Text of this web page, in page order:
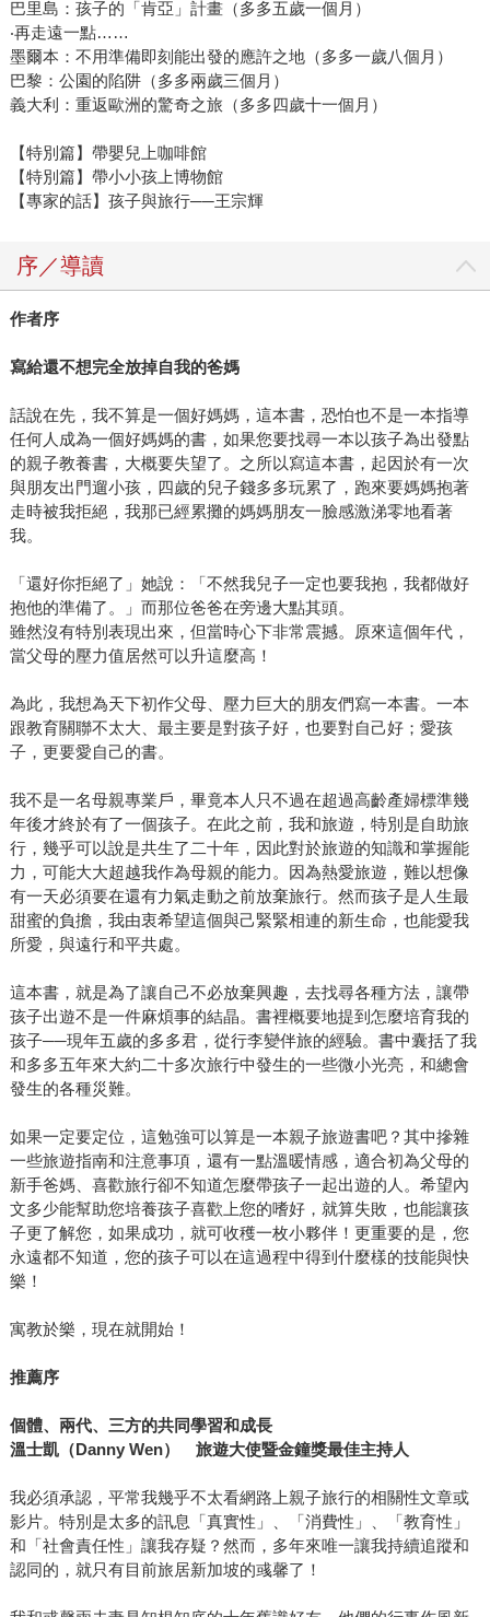
巴里島：孩子的「肯亞」計畫（多多五歲一個月）
‧再走遠一點……
墨爾本：不用準備即刻能出發的應許之地（多多一歲八個月）
巴黎：公園的陷阱（多多兩歲三個月）
義大利：重返歐洲的驚奇之旅（多多四歲十一個月）
【特別篇】帶嬰兒上咖啡館
【特別篇】帶小小孩上博物館
【專家的話】孩子與旅行──王宗輝
序／導讀
作者序
寫給還不想完全放掉自我的爸媽
話說在先，我不算是一個好媽媽，這本書，恐怕也不是一本指導
任何人成為一個好媽媽的書，如果您要找尋一本以孩子為出發點
的親子教養書，大概要失望了。之所以寫這本書，起因於有一次
與朋友出門遛小孩，四歲的兒子錢多多玩累了，跑來要媽媽抱著
走時被我拒絕，我那已經累攤的媽媽朋友一臉感激涕零地看著
我。
「還好你拒絕了」她說：「不然我兒子一定也要我抱，我都做好
抱他的準備了。」而那位爸爸在旁邊大點其頭。
雖然沒有特別表現出來，但當時心下非常震撼。原來這個年代，
當父母的壓力值居然可以升這麼高！
為此，我想為天下初作父母、壓力巨大的朋友們寫一本書。一本
跟教育關聯不太大、最主要是對孩子好，也要對自己好；愛孩
子，更要愛自己的書。
我不是一名母親專業戶，畢竟本人只不過在超過高齡產婦標準幾
年後才終於有了一個孩子。在此之前，我和旅遊，特別是自助旅
行，幾乎可以說是共生了二十年，因此對於旅遊的知識和掌握能
力，可能大大超越我作為母親的能力。因為熱愛旅遊，難以想像
有一天必須要在還有力氣走動之前放棄旅行。然而孩子是人生最
甜蜜的負擔，我由衷希望這個與己緊緊相連的新生命，也能愛我
所愛，與遠行和平共處。
這本書，就是為了讓自己不必放棄興趣，去找尋各種方法，讓帶
孩子出遊不是一件麻煩事的結晶。書裡概要地提到怎麼培育我的
孩子──現年五歲的多多君，從行李變伴旅的經驗。書中囊括了我
和多多五年來大約二十多次旅行中發生的一些微小光亮，和總會
發生的各種災難。
如果一定要定位，這勉強可以算是一本親子旅遊書吧？其中摻雜
一些旅遊指南和注意事項，還有一點溫暖情感，適合初為父母的
新手爸媽、喜歡旅行卻不知道怎麼帶孩子一起出遊的人。希望內
文多少能幫助您培養孩子喜歡上您的嗜好，就算失敗，也能讓孩
子更了解您，如果成功，就可收穫一枚小夥伴！更重要的是，您
永遠都不知道，您的孩子可以在這過程中得到什麼樣的技能與快
樂！
寓教於樂，現在就開始！
推薦序
個體、兩代、三方的共同學習和成長
溫士凱（Danny Wen） 旅遊大使暨金鐘獎最佳主持人
我必須承認，平常我幾乎不太看網路上親子旅行的相關性文章或
影片。特別是太多的訊息「真實性」、「消費性」、「教育性」
和「社會責任性」讓我存疑？然而，多年來唯一讓我持續追蹤和
認同的，就只有目前旅居新加坡的彧馨了！